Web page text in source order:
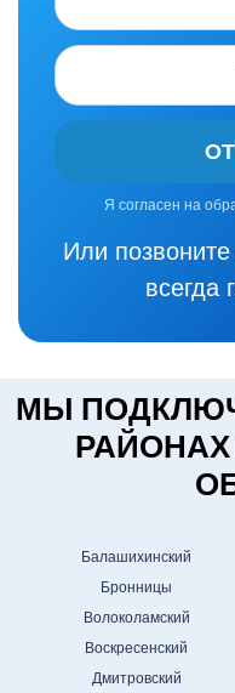
Я согласен на
Или
всегда
МЫ
Балашихинский
Бронницы
Волоколамский
Воскресенский
Дмитровский